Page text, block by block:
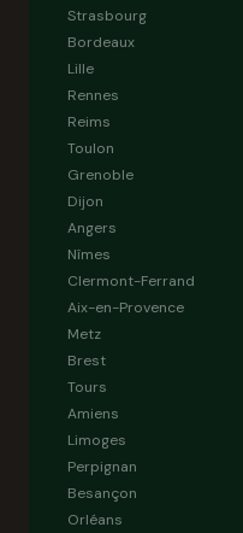
Strasbourg
Bordeaux
Lille
Rennes
Reims
Toulon
Grenoble
Dijon
Angers
Nîmes
Clermont-Ferrand
Aix-en-Provence
Metz
Brest
Tours
Amiens
Limoges
Perpignan
Besançon
Orléans